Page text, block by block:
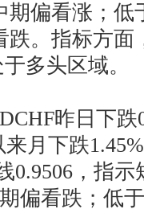
期偏看涨；低
跌。指标方
多头区域。
昨日下跌
月下跌
0.9506，指
偏看跌；低